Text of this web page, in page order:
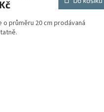
o průměru 20 cm prodávaná